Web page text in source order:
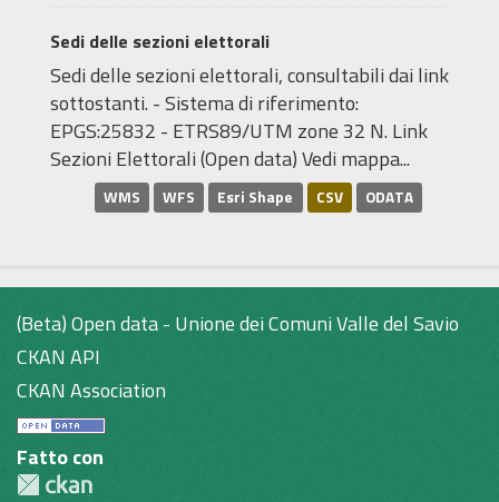
Sedi delle sezioni elettorali
Sedi delle sezioni elettorali, consultabili dai link
sottostanti. - Sistema di riferimento:
EPGS:25832 - ETRS89/UTM zone 32 N. Link
Sezioni Elettorali (Open data) Vedi mappa...
WMS WFS Esri Shape CSV ODATA
(Beta) Open data - Unione dei Comuni Valle del Savio
CKAN API
CKAN Association
Fatto con